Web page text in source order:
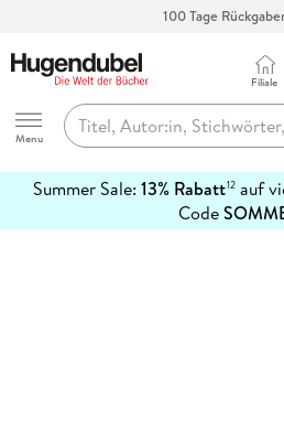
100 Tage
Hugendubel
Menu
Filiale
Summer Sale: 13% Rabatt12auf
Code
erfahren